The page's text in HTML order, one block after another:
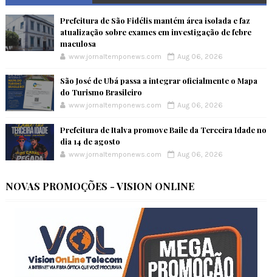
Prefeitura de São Fidélis mantém área isolada e faz
atualização sobre exames em investigação de febre
maculosa
www.jornaltemponews.com Aug 06, 2026
São José de Ubá passa a integrar oficialmente o Mapa
do Turismo Brasileiro
www.jornaltemponews.com Aug 06, 2026
Prefeitura de Italva promove Baile da Terceira Idade no
dia 14 de agosto
www.jornaltemponews.com Aug 06, 2026
NOVAS PROMOÇÕES - VISION ONLINE